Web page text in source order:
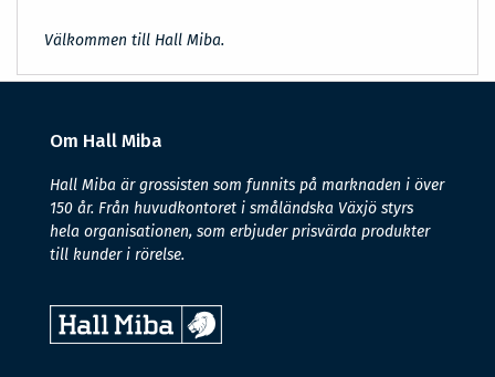
Välkommen till Hall Miba.
Om Hall Miba
Hall Miba är grossisten som funnits på marknaden i över
150 år. Från huvudkontoret i småländska Växjö styrs
hela organisationen, som erbjuder prisvärda produkter
till kunder i rörelse.